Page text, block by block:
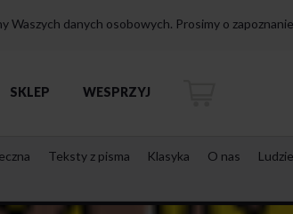
danych osobowych. Prosimy o
SKLEP WESPRZYJ
Teksty z pisma Klasyka O nas
Ludzie